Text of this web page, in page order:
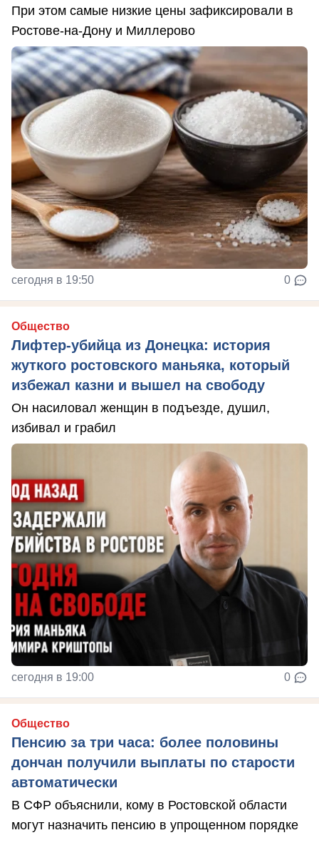
При этом самые низкие цены зафиксировали в
Ростове-на-Дону и Миллерово
сегодня в 19:50 0
Общество
Лифтер-убийца из Донецка: история
жуткого ростовского маньяка, который
избежал казни и вышел на свободу
Он насиловал женщин в подъезде, душил,
избивал и грабил
сегодня в 19:00 0
Общество
Пенсию за три часа: более половины
дончан получили выплаты по старости
автоматически
В СФР объяснили, кому в Ростовской области
могут назначить пенсию в упрощенном порядке